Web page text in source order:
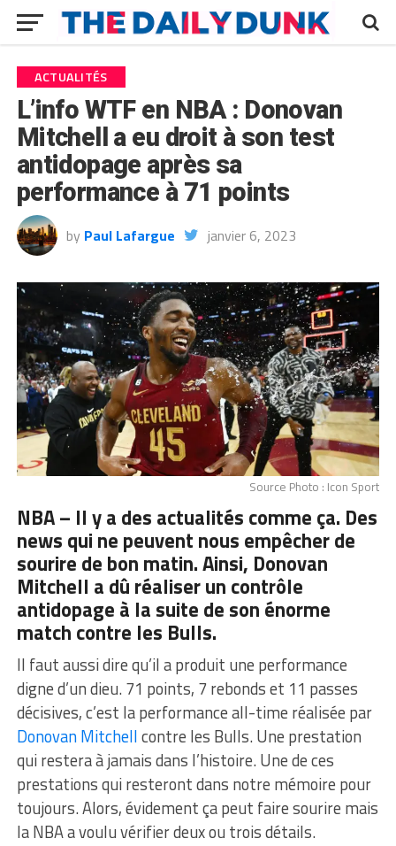
ACTUALITÉS
L’info WTF en NBA : Donovan
Mitchell a eu droit à son test
antidopage après sa
performance à 71 points
by Paul Lafargue janvier 6, 2023
Source Photo : Icon Sport
NBA – Il y a des actualités comme ça. Des
news qui ne peuvent nous empêcher de
sourire de bon matin. Ainsi, Donovan
Mitchell a dû réaliser un contrôle
antidopage à la suite de son énorme
match contre les Bulls.
Il faut aussi dire qu’il a produit une performance
digne d’un dieu. 71 points, 7 rebonds et 11 passes
décisives, c’est la performance all-time réalisée par
Donovan Mitchellcontre les Bulls. Une prestation
qui restera à jamais dans l’histoire. Une de ces
prestations qui resteront dans notre mémoire pour
toujours. Alors, évidement ça peut faire sourire mais
la NBA a voulu vérifier deux ou trois détails.